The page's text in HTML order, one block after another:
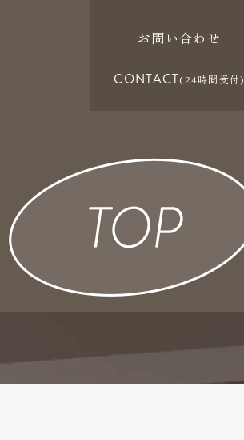
お問い合わせ
CONTACT(24時間受付)